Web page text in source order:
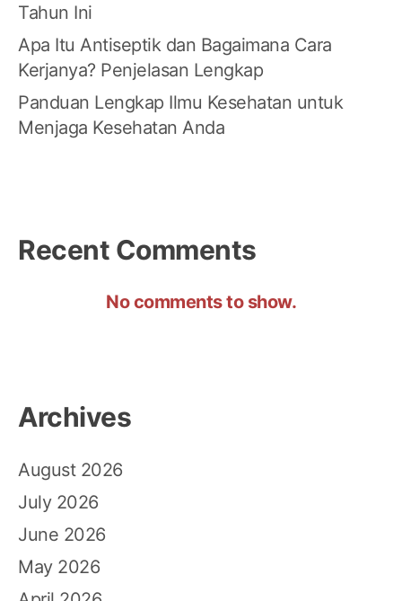
Tahun Ini
Apa Itu Antiseptik dan Bagaimana Cara
Kerjanya? Penjelasan Lengkap
Panduan Lengkap Ilmu Kesehatan untuk
Menjaga Kesehatan Anda
Recent Comments
No comments to show.
Archives
August 2026
July 2026
June 2026
May 2026